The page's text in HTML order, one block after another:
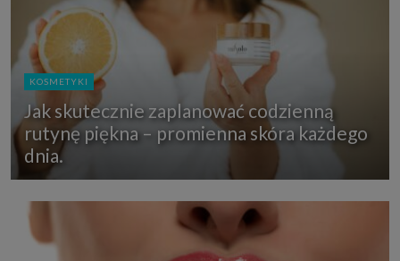
KOSMETYKI
Jak skutecznie zaplanować codzienną
rutynę piękna – promienna skóra każdego
dnia.